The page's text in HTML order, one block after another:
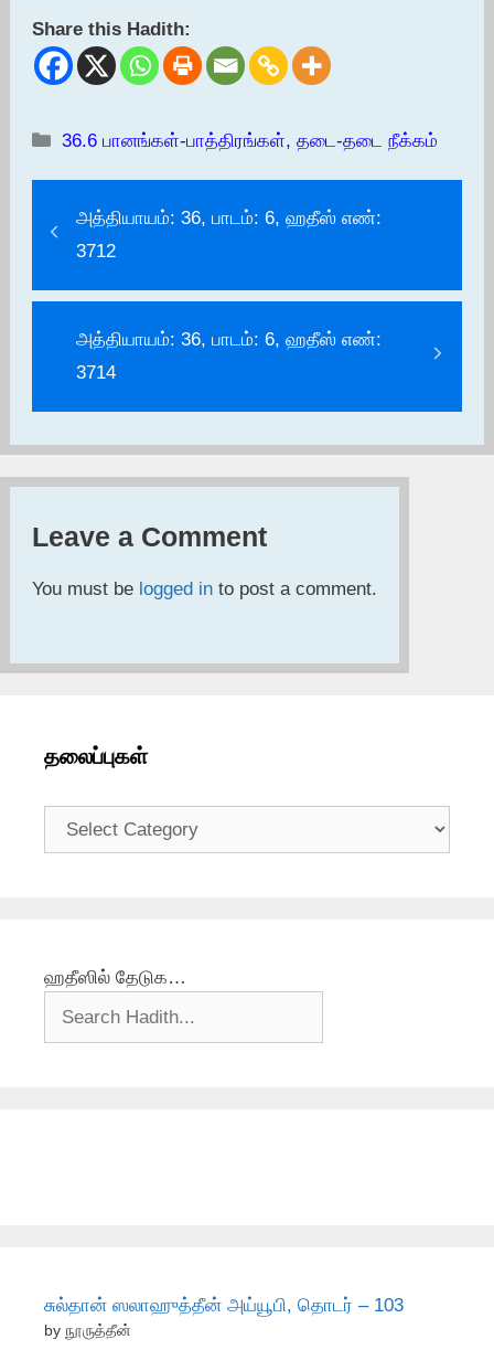
Share this Hadith:
Categories
36.6 பானங்கள்-பாத்திரங்கள், தடை-தடை நீக்கம்
அத்தியாயம்: 36, பாடம்: 6, ஹதீஸ் எண்:
3712
அத்தியாயம்: 36, பாடம்: 6, ஹதீஸ் எண்:
3714
Leave a Comment
You must be logged in to post a comment.
தலைப்புகள்
தலைப்புகள்
ஹதீஸில் தேடுக…
சுல்தான் ஸலாஹுத்தீன் அய்யூபி, தொடர் – 103
by நூருத்தீன்